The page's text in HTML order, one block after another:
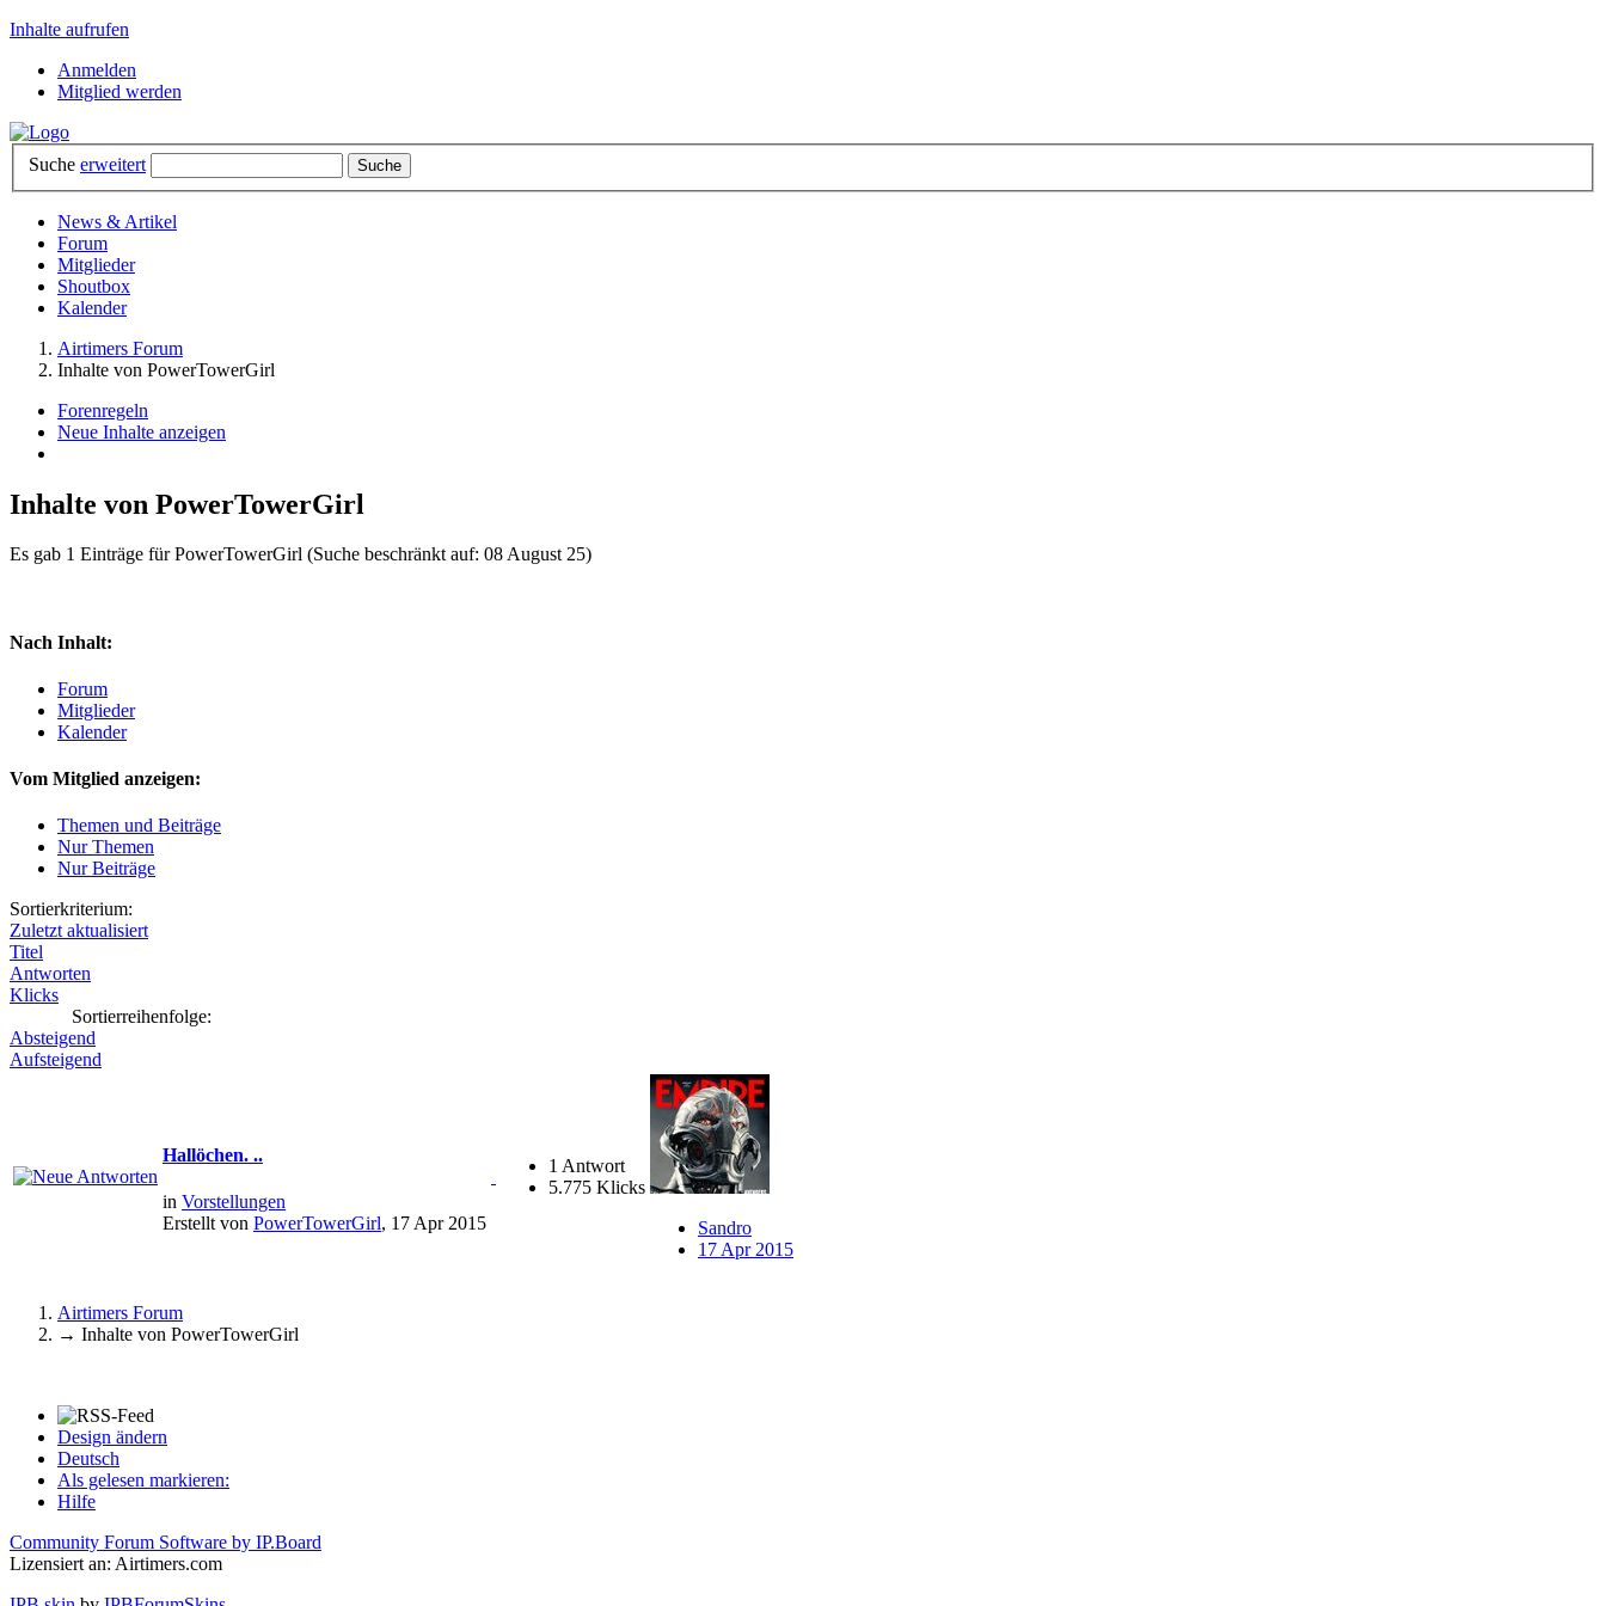
Inhalte aufrufen
Anmelden
Mitglied werden
Suche erweitert
News & Artikel
Forum
Mitglieder
Shoutbox
Kalender
Airtimers Forum
Inhalte von PowerTowerGirl
Forenregeln
Neue Inhalte anzeigen
Inhalte von PowerTowerGirl
Es gab 1 Einträge für PowerTowerGirl (Suche beschränkt auf: 08 August 25)
Nach Inhalt:
Forum
Mitglieder
Kalender
Vom Mitglied anzeigen:
Themen und Beiträge
Nur Themen
Nur Beiträge
Sortierkriterium:
Zuletzt aktualisiert
Titel
Antworten
Klicks
Sortierreihenfolge:
Absteigend
Aufsteigend
Hallöchen. ..
in Vorstellungen
Erstellt von PowerTowerGirl, 17 Apr 2015
1 Antwort
5.775 Klicks
Sandro
17 Apr 2015
Airtimers Forum
→ Inhalte von PowerTowerGirl
Design ändern
Deutsch
Als gelesen markieren:
Hilfe
Community Forum Software by IP.Board
Lizensiert an: Airtimers.com